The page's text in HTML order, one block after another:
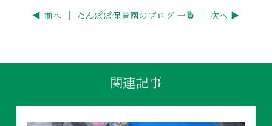
◀ 前へ ｜ たんぽぽ保育園のブログ 一覧 ｜ 次へ ▶
関連記事